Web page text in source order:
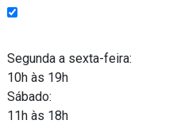
Segunda a sexta-feira:
10h às 19h
Sábado:
11h às 18h